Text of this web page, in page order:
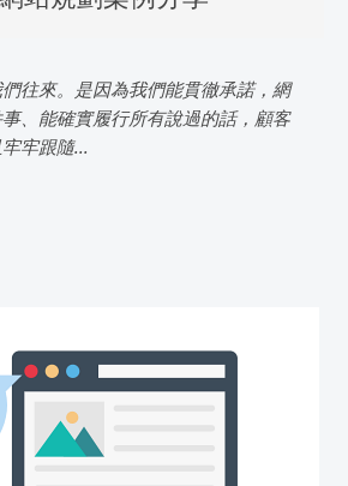
往來。是因為我們能貫徹承諾，網
、能確實履行所有說過的話，顧客
牢跟隨...